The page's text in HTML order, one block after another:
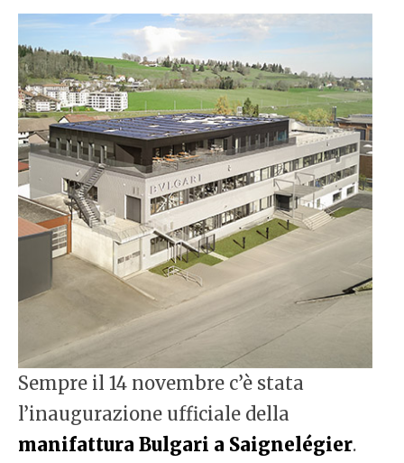
Sempre il 14 novembre c’è stata
l’inaugurazione ufficiale della
manifattura Bulgari a Saignelégier.